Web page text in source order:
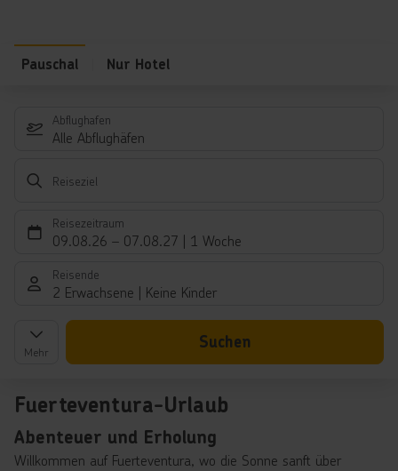
Pauschal Nur Hotel
Abflughafen
Alle Abflughäfen
Reiseziel
Reisezeitraum
09.08.26 – 07.08.27 1 Woche
Reisende
2 Erwachsene Keine Kinder
Mehr
Suchen
Fuerteventura-Urlaub
Abenteuer und Erholung
Willkommen auf Fuerteventura, wo die Sonne sanft über